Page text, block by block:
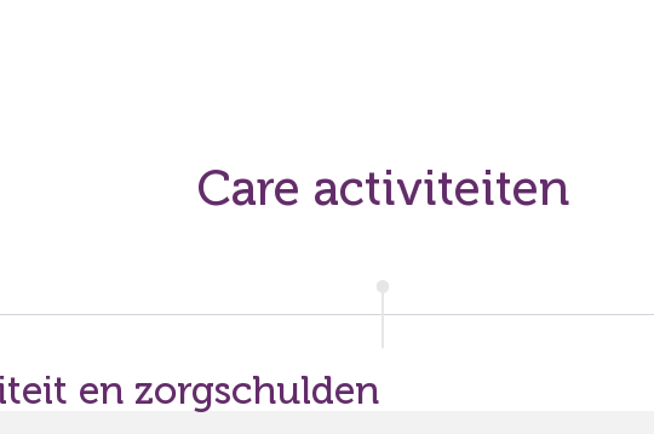
Care activiteiten
en zorgschulden